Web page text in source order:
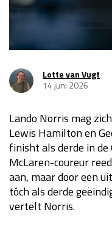
Race
Kwalificatie
Race
GP MEXICO 2026
Kwalificatie
Race
Lotte van Vugt
14 juni 2026
Lando Norris mag
Lewis Hamilton en
finisht als derde in de
McLaren-coureur
aan, maar door een
tóch als derde
vertelt Norris.